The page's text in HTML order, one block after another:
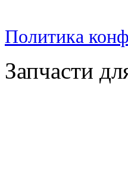
Политика
Запчасти